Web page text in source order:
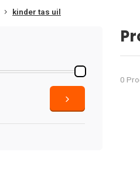
kinder tas uil
0